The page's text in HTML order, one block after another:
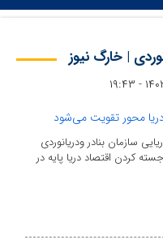
بوشهر صادر شد
| خارگ نیوز
محور تقویت می‌شود
سازمان بنادر ودریانوردی
کردن اقتصاد دریا پایه در